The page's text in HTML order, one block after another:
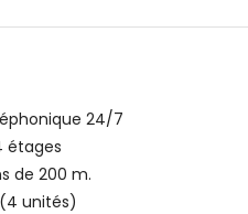
l'appartement)
24/7
étages
de 200 m.
unités)